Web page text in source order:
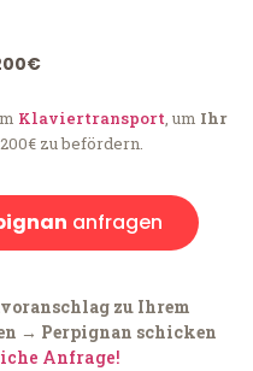
Klaviertransport, um Ihr
zu befördern.
anfragen
zu Ihrem
→ Perpignan schicken
Anfrage!